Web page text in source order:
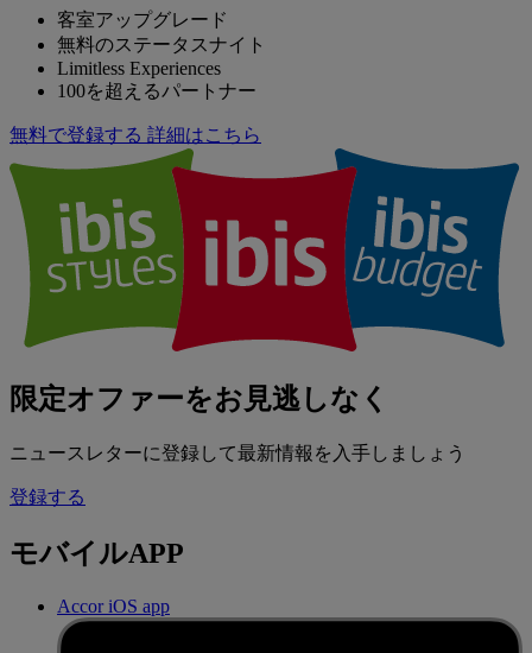
客室アップグレード
無料のステータスナイト
Limitless Experiences
100を超えるパートナー
無料で登録する 詳細はこちら
限定オファーをお見逃しなく
ニュースレターに登録して最新情報を入手しましょう
登録する
モバイルAPP
Accor iOS app